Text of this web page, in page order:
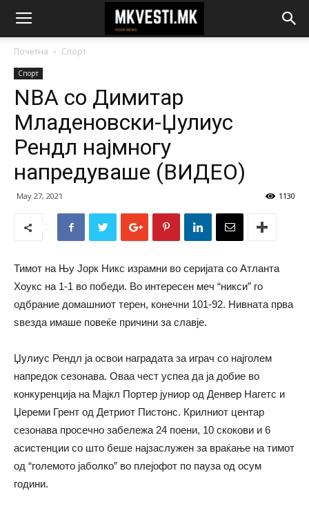
Почетна Спорт
Спорт
NBA со Димитар
Младеновски-Џулиус
Рендл најмногу
напредуваше (ВИДЕО)
May 27, 2021 1130
Тимот на Њу Јорк Никс израмни во серијата со Атланта
Хоукс на 1-1 во победи. Во интересен меч “никси” го
одбрание домашниот терен, конечни 101-92. Нивната прва
ѕвезда имаше повеќе причини за славје.
Џулиус Рендл ја освои наградата за играч со најголем
напредок сезонава. Оваа чест успеа да ја добие во
конкуренција на Мајкл Портер јуниор од Денвер Нагетс и
Џереми Грент од Детриот Пистонс. Крилниот центар
сезонава просечно забележа 24 поени, 10 скокови и 6
асистенции со што беше најзаслужен за враќање на тимот
од “големото јаболко” во плејофот по пауза од осум
години.